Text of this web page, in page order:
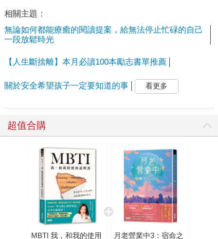
相關主題：
無論如何都能療癒的閱讀提案，給無法停止忙碌的自己
一段放鬆時光
【人生斷捨離】本月必讀100本勵志書單推薦
關於安全希望孩子一定要知道的事 看更多
超值合購
MBTI 我，和我的使用
月老營業中3：宿命之